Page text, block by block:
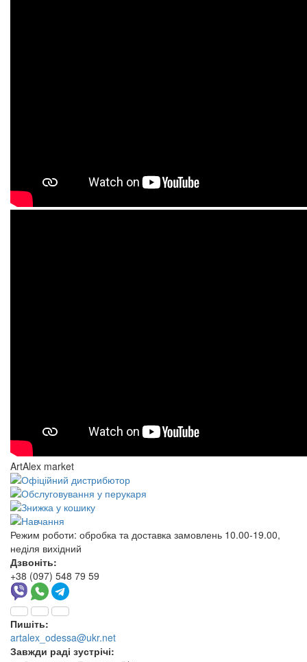
ArtAlex market
Режим роботи: обробка та доставка замовлень 10.00-19.00,
неділя вихідний
Дзвоніть:
+38 (097) 548 79 59
Пишіть:
artalex_odessa@ukr.net
Завжди раді зустрічі: